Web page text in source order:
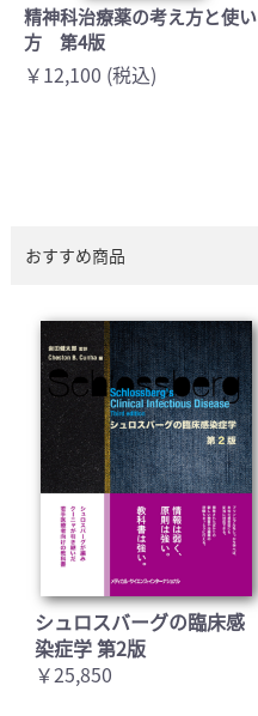
精神科治療薬の考え方と使い
方 第4版
￥12,100 (税込)
おすすめ商品
シュロスバーグの臨床感
染症学 第2版
￥25,850